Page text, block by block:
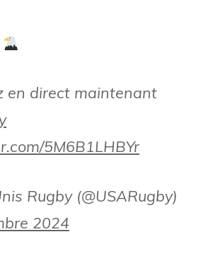
en direct maintenant
5M6B1LHBYr
Rugby (@USARugby)
2024